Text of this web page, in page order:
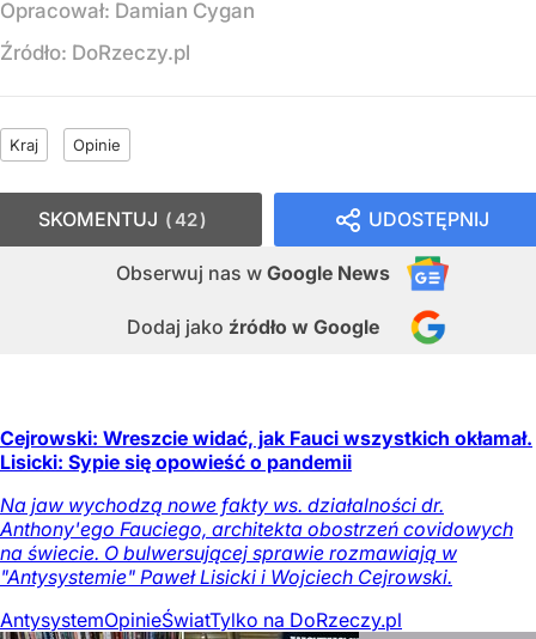
Opracował: Damian Cygan
Źródło: DoRzeczy.pl
Kraj Opinie
UDOSTĘPNIJ
Obserwuj nas w Google News
Dodaj jako źródło w Google
SKOMENTUJ 42
Cejrowski: Wreszcie widać, jak Fauci wszystkich okłamał.
Lisicki: Sypie się opowieść o pandemii
Na jaw wychodzą nowe fakty ws. działalności dr.
Anthony'ego Fauciego, architekta obostrzeń covidowych
na świecie. O bulwersującej sprawie rozmawiają w
"Antysystemie" Paweł Lisicki i Wojciech Cejrowski.
AntysystemOpinieŚwiatTylko na DoRzeczy.pl